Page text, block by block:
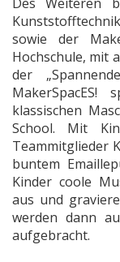
sowie der
Hochschule, mit
der
klassischen
School. Mit
Teammitglieder
buntem
Kinder coole
aus und
werden dann
aufgebracht.